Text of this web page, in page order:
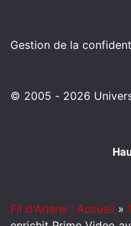
Gestion de la
© 2005 - 2026
Fil d'Ariane : Accueil »